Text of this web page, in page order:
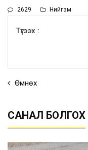
2629 Нийгэм
Түгээх :
Өмнөх
САНАЛ БОЛГОХ